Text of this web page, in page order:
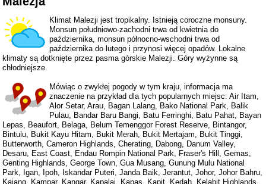
Klimat Malezji jest tropikalny. Istnieją coroczne monsuny.
Monsun południowo-zachodni trwa od kwietnia do
października, monsun północno-wschodni trwa od
października do lutego i przynosi więcej opadów. Lokalne
klimaty są dotknięte przez pasma górskie Malezji. Góry wyżynne są
chłodniejsze.
Mówiąc o zwykłej pogody w tym kraju, informacja ma
znaczenie na przykład dla tych popularnych miejsc: Air Itam,
Alor Setar, Arau, Bagan Lalang, Bako National Park, Balik
Pulau, Bandar Baru Bangi, Batu Ferringhi, Batu Pahat, Bayan
Lepas, Beaufort, Belaga, Belum Temenggor Forest Reserve, Bintangor,
Bintulu, Bukit Kayu Hitam, Bukit Merah, Bukit Mertajam, Bukit Tinggi,
Butterworth, Cameron Highlands, Cherating, Dabong, Danum Valley,
Desaru, East Coast, Endau Rompin National Park, Fraser's Hill, Gemas,
Genting Highlands, George Town, Gua Musang, Gunung Mulu National
Park, Igan, Ipoh, Iskandar Puteri, Janda Baik, Jerantut, Johor, Johor Bahru,
Kajang, Kampar, Kangar, Kapalai, Kapas, Kapit, Kedah, Kelabit Highlands,